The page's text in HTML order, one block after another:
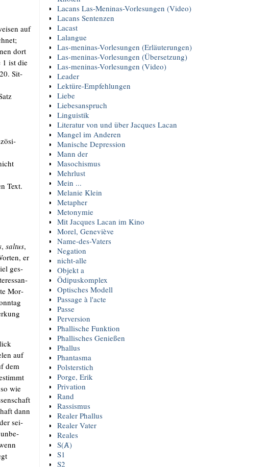
auf
dort
1 ist die
Sit­
Text.
,sal­tus,
er
ges­
Mor­
auf
dem
wie
dann
sei­
unbe­
Lacans Las-Meninas-Vorlesungen (Video)
Lacans Sentenzen
Lacast
Lalangue
Las-meninas-Vorlesungen (Erläuterungen)
Las-meninas-Vorlesungen (Übersetzung)
Las-meninas-Vorlesungen (Video)
Leader
Lektüre-Empfehlungen
Liebe
Liebesanspruch
Linguistik
Literatur von und über Jacques Lacan
Mangel im Anderen
Manische Depression
Mann der
Masochismus
Mehrlust
Mein ...
Melanie Klein
Metapher
Metonymie
Mit Jacques Lacan im Kino
Morel, Geneviève
Name-des-Vaters
Negation
nicht-alle
Objekt a
Ödipuskomplex
Optisches Modell
Passage à l'acte
Passe
Perversion
Phallische Funktion
Phallisches Genießen
Phallus
Phantasma
Polsterstich
Porge, Erik
Privation
Rand
Rassismus
Realer Phallus
Realer Vater
Reales
S(Ⱥ)
S1
S2